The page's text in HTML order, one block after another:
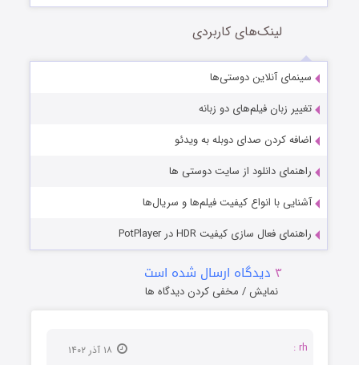
لینک‌های کاربردی
سینمای آنلاین دوستی‌ها
تغییر زبان فیلم‌های دو زبانه
اضافه کردن صدای دوبله به ویدئو
راهنمای دانلود از سایت دوستی ها
آشنایی با انواع کیفیت فیلم‌ها و سریال‌ها
راهنمای فعال سازی کیفیت HDR در PotPlayer
۳ دیدگاه ارسال شده است
نمایش / مخفی کردن دیدگاه ها
rh :